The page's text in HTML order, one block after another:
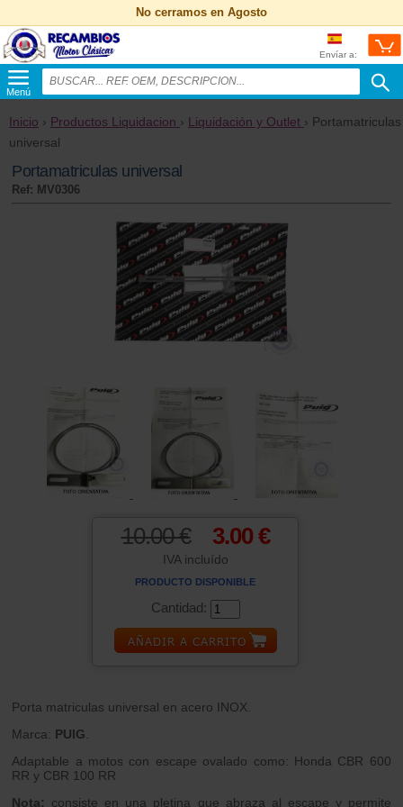
No cerramos en Agosto
Envíar a:
Menú
Inicio › Productos Liquidacion › Liquidación y Outlet › Portamatriculas
universal
Portamatriculas universal
Ref: MV0306
10.00 € 3.00 €
IVA incluído
PRODUCTO DISPONIBLE
Cantidad:
Porta matriculas universal en acero INOX.
Marca: PUIG
Adaptable a motos con escape ovalado como: Honda CBR 600
RR y CBR 100 RR
Nota:
consiste en una pletina que abraza al escape y permite